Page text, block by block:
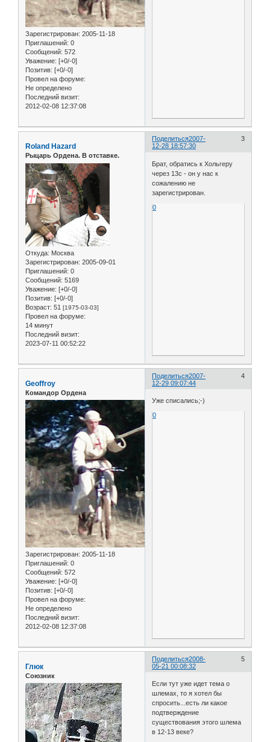
Зарегистрирован: 2005-11-18
Приглашений: 0
Сообщений: 572
Уважение: [+0/-0]
Позитив: [+0/-0]
Провел на форуме:
Не определено
Последний визит:
2012-02-08 12:37:08
Поделиться 3
2007-
12-28 18:57:30
Roland Hazard
Рыцарь Ордена. В отставке.
Откуда: Москва
Зарегистрирован: 2005-09-01
Приглашений: 0
Сообщений: 5169
Уважение: [+0/-0]
Позитив: [+0/-0]
Возраст: 51 [1975-03-03]
Провел на форуме:
14 минут
Последний визит:
2023-07-11 00:52:22
Брат, обратись к Хольгеру
через 13с - он у нас к
сожалению не
зарегистрирован.
0
Поделиться 4
2007-
12-29 09:07:44
Geoffroy
Командор Ордена
Зарегистрирован: 2005-11-18
Приглашений: 0
Сообщений: 572
Уважение: [+0/-0]
Позитив: [+0/-0]
Провел на форуме:
Не определено
Последний визит:
2012-02-08 12:37:08
Уже списались;-)
0
Поделиться 5
2008-
05-21 00:08:32
Глюк
Союзник
Если тут уже идет тема о
шлемах, то я хотел бы
спросить...есть ли какое
подтверждение
существования этого шлема
в 12-13 веке?